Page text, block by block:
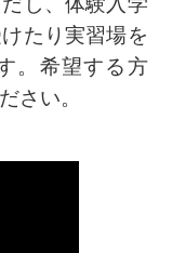
たり実習場を
。希望する方
さい。